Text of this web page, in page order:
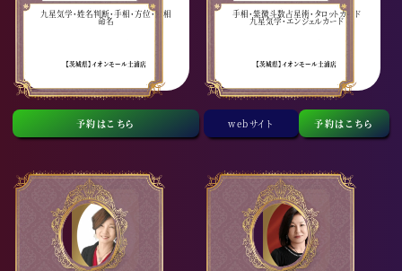
九星気学・姓名判断・手相・方位・家相
命名
【茨城県】イオンモール土浦店
予約はこちら
手相・紫微斗数占星術・タロットカード
九星気学・エンジェルカード
【茨城県】イオンモール土浦店
webサイト 予約はこちら